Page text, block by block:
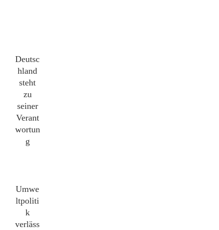
Deutsc
hland
steht
zu
seiner
Verant
wortun
g
Umwe
ltpoliti
k
verläss